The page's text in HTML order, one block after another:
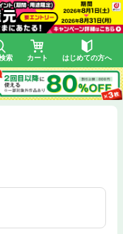
索 カート はじめての方へ